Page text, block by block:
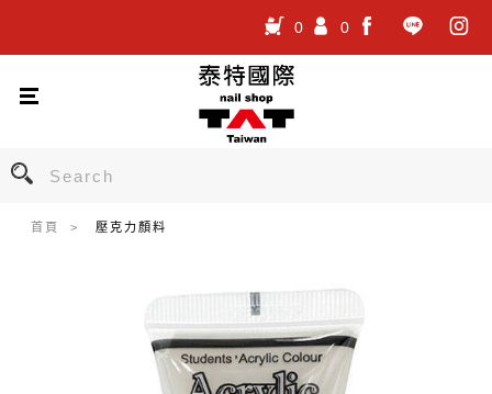
0
0
首頁 壓克力顏料